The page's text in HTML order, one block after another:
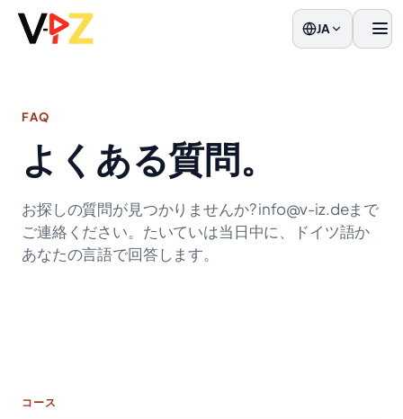
JA メ
FAQ
よくある質問。
お探しの質問が見つかりませんか? info@v-iz.deまで
ご連絡ください。たいていは当日中に、ドイツ語か
あなたの言語で回答します。
コース